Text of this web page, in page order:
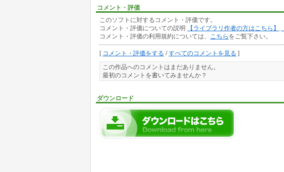
コメント・評価
このソフトに対するコメント・評価です。
コメント・評価についての説明
【ライブラリ作者の方はこちら】
コメント・評価の利用規約については、
こちら をご覧下さい。
[ コメント・評価をする /すべてのコメントを見る ]
この作品へのコメントはまだありません。
最初のコメントを書いてみませんか？
ダウンロード